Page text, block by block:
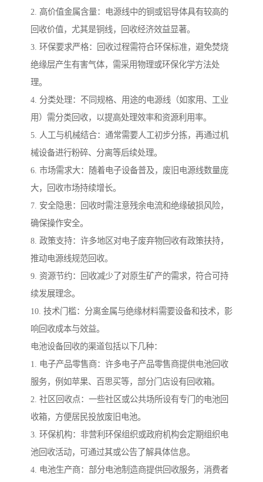
2. 高价值金属含量：电源线中的铜或铝导体具有较高的
回收价值，尤其是铜线，回收经济效益显著。
3. 环保要求严格：回收过程需符合环保标准，避免焚烧
绝缘层产生有害气体，需采用物理或环保化学方法处
理。
4. 分类处理：不同规格、用途的电源线（如家用、工业
用）需分类回收，以提高处理效率和资源利用率。
5. 人工与机械结合：通常需要人工初步分拣，再通过机
械设备进行粉碎、分离等后续处理。
6. 市场需求大：随着电子设备普及，废旧电源线数量庞
大，回收市场持续增长。
7. 安全隐患：回收时需注意残余电流和绝缘破损风险，
确保操作安全。
8. 政策支持：许多地区对电子废弃物回收有政策扶持，
推动电源线规范回收。
9. 资源节约：回收减少了对原生矿产的需求，符合可持
续发展理念。
10. 技术门槛：分离金属与绝缘材料需要设备和技术，影
响回收成本与效益。
电池设备回收的渠道包括以下几种：
1. 电子产品零售商：许多电子产品零售商提供电池回收
服务，例如苹果、百思买等，部分门店设有回收箱。
2. 社区回收点：一些社区或公共场所设有专门的电池回
收箱，方便居民投放废旧电池。
3. 环保机构：非营利环保组织或政府机构会定期组织电
池回收活动，可通过其或公告了解具体信息。
4. 电池生产商：部分电池制造商提供回收服务，消费者